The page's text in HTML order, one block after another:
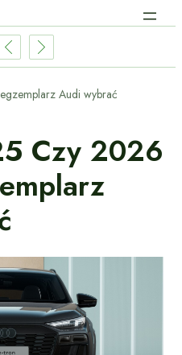
Płacić Za Podgrzewane Fotele Co
Audi wybrać
Czy 2026